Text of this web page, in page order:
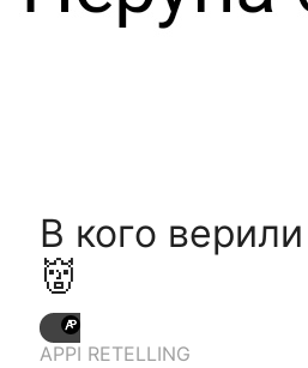
В кого
👹
APPI RETELLING